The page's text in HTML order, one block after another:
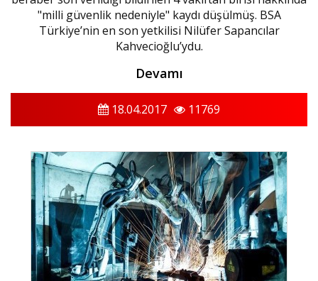
"milli güvenlik nedeniyle" kaydı düşülmüş. BSA
Türkiye’nin en son yetkilisi Nilüfer Sapancılar
Kahvecioğlu’ydu.
Devamı
18.04.2017 11769